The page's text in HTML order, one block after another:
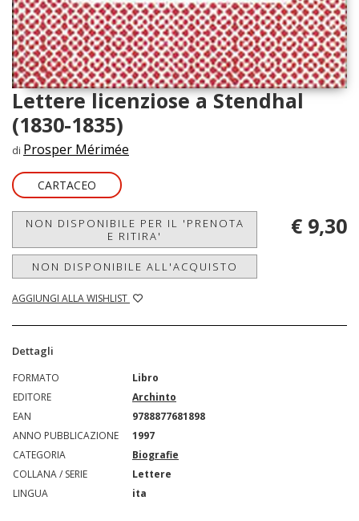
Lettere licenziose a Stendhal
(1830-1835)
di Prosper Mérimée
CARTACEO
NON DISPONIBILE PER IL 'PRENOTA
E RITIRA'
NON DISPONIBILE ALL'ACQUISTO
AGGIUNGI ALLA WISHLIST
€ 9,30
Dettagli
FORMATO
Libro
EDITORE
Archinto
EAN
9788877681898
ANNO PUBBLICAZIONE
1997
CATEGORIA
Biografie
COLLANA / SERIE
Lettere
LINGUA
ita